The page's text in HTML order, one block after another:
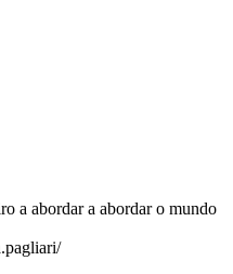
a abordar a abordar o mundo